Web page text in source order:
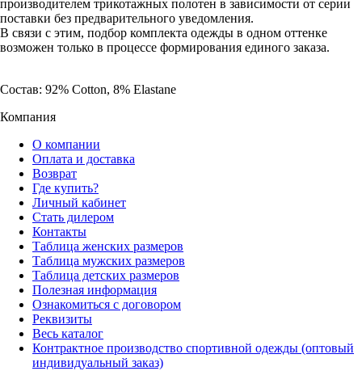
производителем трикотажных полотен в зависимости от серии
поставки без предварительного уведомления.
В связи с этим, подбор комплекта одежды в одном оттенке
возможен только в процессе формирования единого заказа.
Состав: 92% Cotton, 8% Elastane
Компания
О компании
Оплата и доставка
Возврат
Где купить?
Личный кабинет
Стать дилером
Контакты
Таблица женских размеров
Таблица мужских размеров
Таблица детских размеров
Полезная информация
Ознакомиться с договором
Реквизиты
Весь каталог
Контрактное производство спортивной одежды (оптовый
индивидуальный заказ)